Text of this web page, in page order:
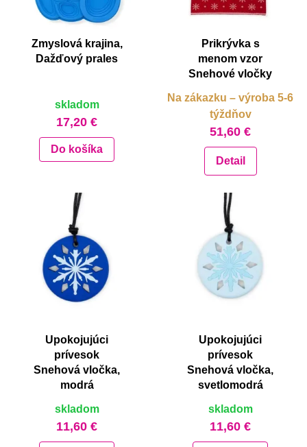
Zmyslová krajina,
Dažďový prales
skladom
17,20 €
Do košíka
Prikrývka s
menom vzor
Snehové vločky
Na zákazku – výroba 5-6
týždňov
51,60 €
Detail
Upokojujúci
prívesok
Snehová vločka,
modrá
skladom
11,60 €
Upokojujúci
prívesok
Snehová vločka,
svetlomodrá
skladom
11,60 €